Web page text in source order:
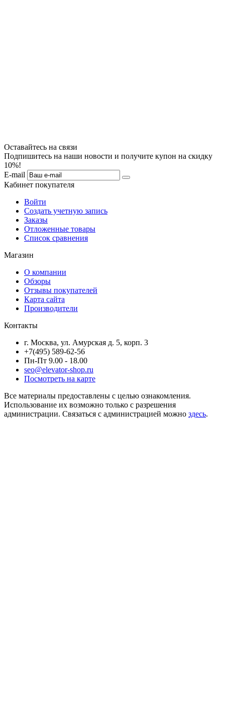
Оставайтесь на связи
Подпишитесь на наши новости и получите купон на скидку
10%!
E-mail
Кабинет покупателя
Войти
Создать учетную запись
Заказы
Отложенные товары
Список сравнения
Магазин
О компании
Обзоры
Отзывы покупателей
Карта сайта
Производители
Контакты
г. Москва, ул. Амурская д. 5, корп. 3
+7(495) 589-62-56
Пн-Пт 9.00 - 18.00
seo@elevator-shop.ru
Посмотреть на карте
Все материалы предоставлены с целью ознакомления.
Использование их возможно только с разрешения
администрации. Связаться с администрацией можно здесь.